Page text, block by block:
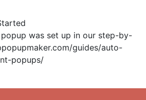
was set up in our step-by-
guides/auto-
popups/